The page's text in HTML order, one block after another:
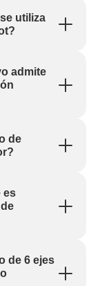
utiliza
admite
de
es
de 6 ejes